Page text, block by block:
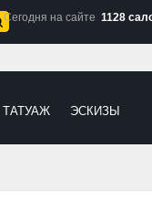
Сегодня на сайте 1128
ТАТУАЖ ЭСКИЗЫ